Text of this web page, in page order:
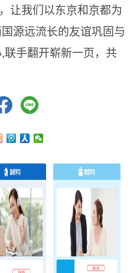
让我们以东京和京都为
源远流长的友谊巩固与
手翻开崭新一页，共